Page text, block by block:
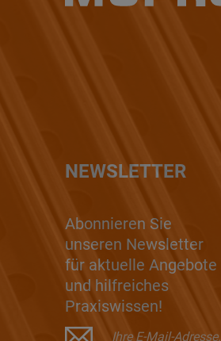
NEWSLETTER
Abonnieren Sie
unseren Newsletter
für aktuelle Angebote
und hilfreiches
Praxiswissen!